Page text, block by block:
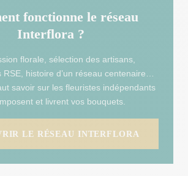
fonctionne le réseau
Interflora ?
florale, sélection des artisans,
histoire d’un réseau centenaire…
savoir sur les fleuristes indépendants
et livrent vos bouquets.
LE RÉSEAU INTERFLORA